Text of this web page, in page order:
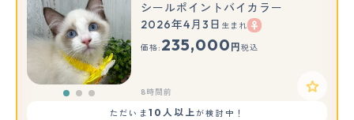
もっと見る
シールポイントバイカラー
2026年4月3日 生まれ
価格: 235,000 円 税込
8時間前
ただいま 10人以上が検討中！